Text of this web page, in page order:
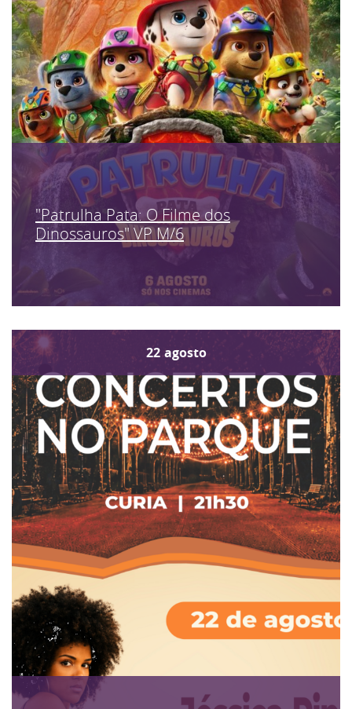
"Patrulha Pata: O Filme dos
Dinossauros" VP M/6
22 agosto